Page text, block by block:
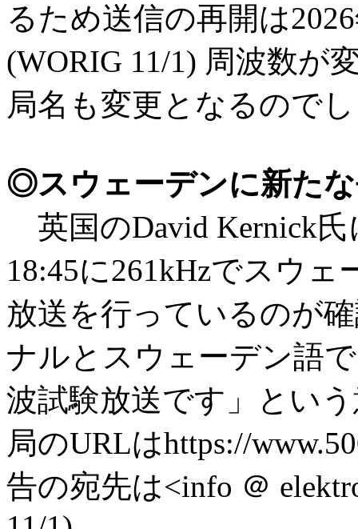
るため送信の再開は
(WORIG 11/1) 周波数が
局名も変更となるので
◎スウェーデンに新た
英国のDavid Kernick氏
18:45に261kHzでスウェ
放送を行っているのが
ナルとスウェーデン語
波試験放送です」とい
局のURLはhttps://
告の宛先は<info ＠